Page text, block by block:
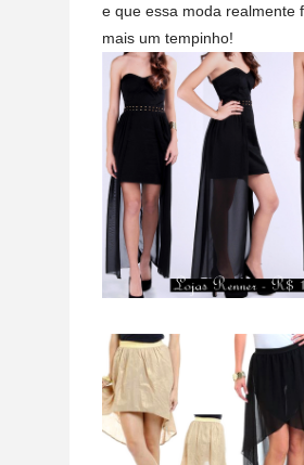
e que essa moda realmente
mais um tempinho!